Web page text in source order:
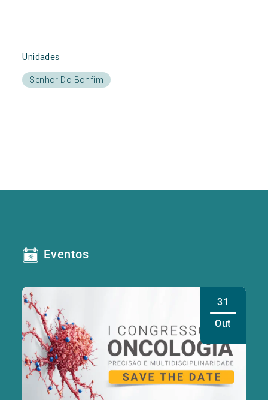
Unidades
Senhor Do Bonfim
Eventos
31
Out